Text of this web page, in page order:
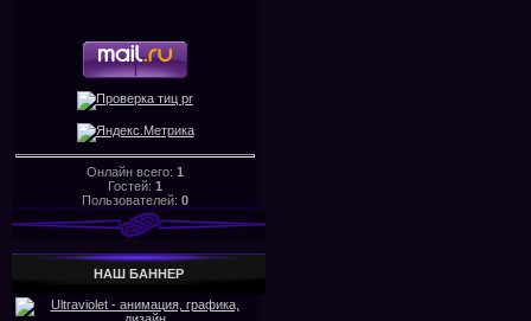
Онлайн всего: 1
Гостей: 1
Пользователей: 0
НАШ БАHHЕР